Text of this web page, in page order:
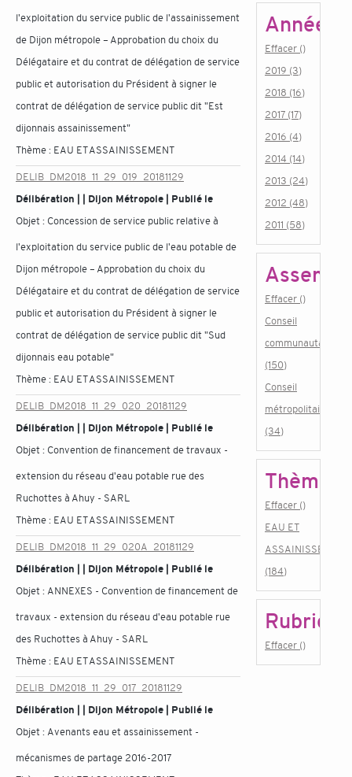
l'exploitation du service public de l'assainissement
de Dijon métropole – Approbation du choix du
Délégataire et du contrat de délégation de service
public et autorisation du Président à signer le
contrat de délégation de service public dit "Est
dijonnais assainissement"
Thème : EAU ET ASSAINISSEMENT
DELIB_DM2018_11_29_019_20181129
Délibération | | Dijon Métropole | Publié le
Objet : Concession de service public relative à
l'exploitation du service public de l'eau potable de
Dijon métropole – Approbation du choix du
Délégataire et du contrat de délégation de service
public et autorisation du Président à signer le
contrat de délégation de service public dit "Sud
dijonnais eau potable"
Thème : EAU ET ASSAINISSEMENT
DELIB_DM2018_11_29_020_20181129
Délibération | | Dijon Métropole | Publié le
Objet : Convention de financement de travaux -
extension du réseau d'eau potable rue des
Ruchottes à Ahuy - SARL
Thème : EAU ET ASSAINISSEMENT
DELIB_DM2018_11_29_020A_20181129
Délibération | | Dijon Métropole | Publié le
Objet : ANNEXES - Convention de financement de
travaux - extension du réseau d'eau potable rue
des Ruchottes à Ahuy - SARL
Thème : EAU ET ASSAINISSEMENT
DELIB_DM2018_11_29_017_20181129
Délibération | | Dijon Métropole | Publié le
Objet : Avenants eau et assainissement -
mécanismes de partage 2016-2017
Année
Effacer ()
2019 (3)
2018 (16)
2017 (17)
2016 (4)
2014 (14)
2013 (24)
2012 (48)
2011 (58)
Effacer ()
Conseil
communautaire
(150)
Conseil
métropolitain
(34)
Thème
Effacer ()
EAU ET
ASSAINISSEMENT
(184)
Rubrique
Effacer ()